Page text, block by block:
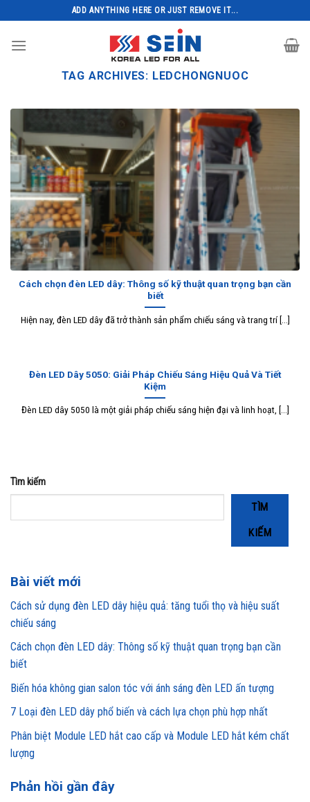
to
content
ADD ANYTHING HERE OR JUST REMOVE IT...
TAG ARCHIVES: LEDCHONGNUOC
Cách chọn đèn LED dây: Thông số kỹ thuật quan trọng bạn cần
biết
Hiện nay, đèn LED dây đã trở thành sản phẩm chiếu sáng và trang trí [...]
Đèn LED Dây 5050: Giải Pháp Chiếu Sáng Hiệu Quả Và Tiết
Kiệm
Đèn LED dây 5050 là một giải pháp chiếu sáng hiện đại và linh hoạt, [...]
Tìm kiếm
TÌM
KIẾM
Bài viết mới
Cách sử dụng đèn LED dây hiệu quả: tăng tuổi thọ và hiệu suất
chiếu sáng
Cách chọn đèn LED dây: Thông số kỹ thuật quan trọng bạn cần
biết
Biến hóa không gian salon tóc với ánh sáng đèn LED ấn tượng
7 Loại đèn LED dây phổ biến và cách lựa chọn phù hợp nhất
Phân biệt Module LED hắt cao cấp và Module LED hắt kém chất
lượng
Phản hồi gần đây